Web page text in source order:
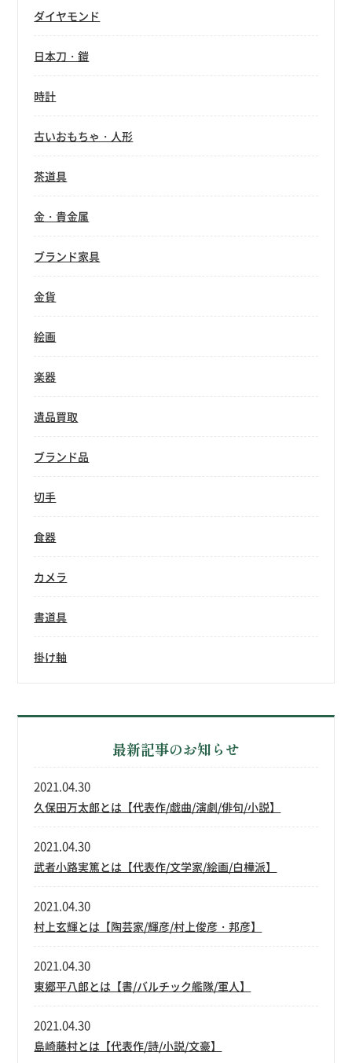
ダイヤモンド
日本刀・鎧
時計
古いおもちゃ・人形
茶道具
金・貴金属
ブランド家具
金貨
絵画
楽器
遺品買取
ブランド品
切手
食器
カメラ
書道具
掛け軸
最新記事のお知らせ
久保田万太郎とは【代表作/戯曲/演劇/俳句/小説】
2021.04.30
武者小路実篤とは【代表作/文学家/絵画/白樺派】
2021.04.30
村上玄輝とは【陶芸家/輝彦/村上俊彦・邦彦】
2021.04.30
東郷平八郎とは【書/バルチック艦隊/軍人】
2021.04.30
島崎藤村とは【代表作/詩/小説/文豪】
2021.04.30